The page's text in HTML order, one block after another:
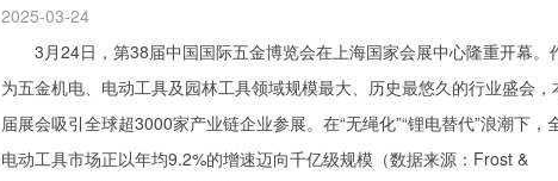
2025-03-24
3月24日，第38届中国国际五金博览会在上海国家会展中心隆重开幕。
为五金机电、电动工具及园林工具领域规模最大、历史最悠久的行业盛会，
届展会吸引全球超3000家产业链企业参展。在“无绳化”“锂电替代”浪潮下，
电动工具市场正以年均9.2%的增速迈向千亿级规模（数据来源：Frost &